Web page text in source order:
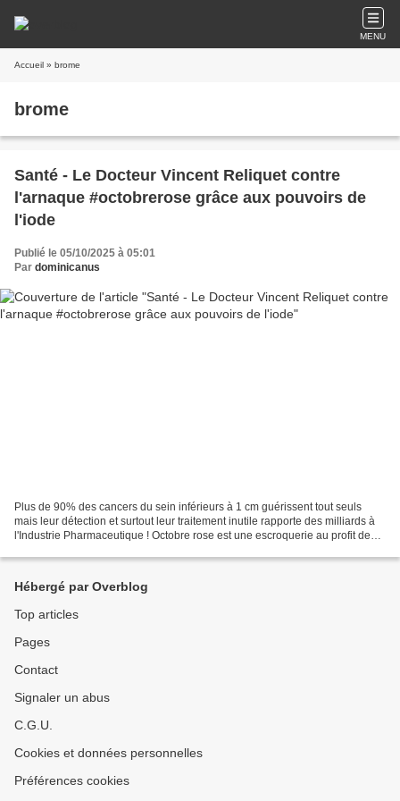
MENU
Accueil » brome
brome
Santé - Le Docteur Vincent Reliquet contre
l'arnaque #octobrerose grâce aux pouvoirs de
l'iode
Publié le 05/10/2025 à 05:01
Par dominicanus
Plus de 90% des cancers du sein inférieurs à 1 cm guérissent tout seuls
mais leur détection et surtout leur traitement inutile rapporte des milliards à
l'Industrie Pharmaceutique ! Octobre rose est une escroquerie au profit de
Hébergé par Overblog
Top articles
Pages
Contact
Signaler un abus
C.G.U.
Cookies et données personnelles
Préférences cookies